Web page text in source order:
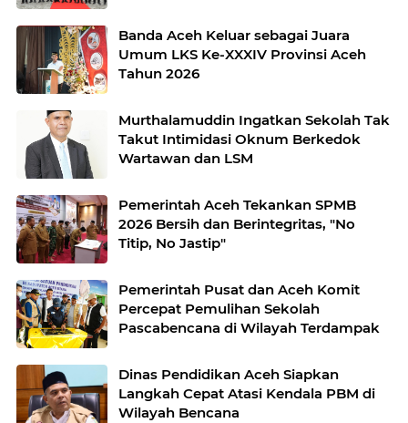
Banda Aceh Keluar sebagai Juara
Umum LKS Ke-XXXIV Provinsi Aceh
Tahun 2026
Murthalamuddin Ingatkan Sekolah Tak
Takut Intimidasi Oknum Berkedok
Wartawan dan LSM
Pemerintah Aceh Tekankan SPMB
2026 Bersih dan Berintegritas, "No
Titip, No Jastip"
Pemerintah Pusat dan Aceh Komit
Percepat Pemulihan Sekolah
Pascabencana di Wilayah Terdampak
Dinas Pendidikan Aceh Siapkan
Langkah Cepat Atasi Kendala PBM di
Wilayah Bencana